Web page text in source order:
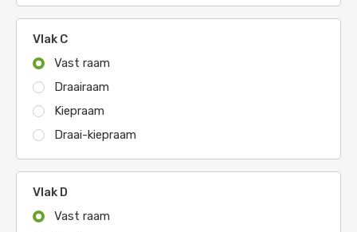
Vlak C
Vast raam
Draairaam
Kiepraam
Draai-kiepraam
Vlak D
Vast raam